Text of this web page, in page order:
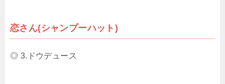
恋さん(シャンプーハット)
◎ 3.ドウデュース